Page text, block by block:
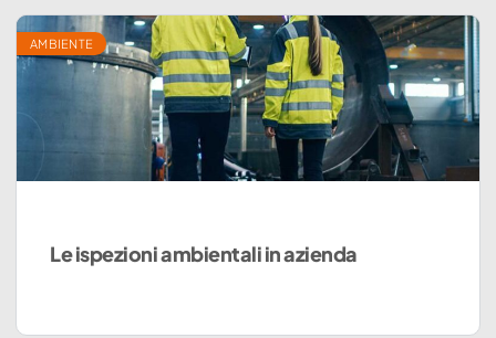
AMBIENTE
Le ispezioni ambientali in azienda